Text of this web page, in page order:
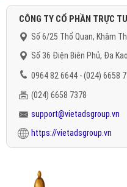
CÔNG TY CỔ PHẦN TRỰC
Số 6/25 Thổ Quan, Khâm
Số 36 Điện Biên Phủ, Đa
0964 82 6644 - (024) 6658
(024) 6658 7378
support@vietadsgroup.vn
https://vietadsgroup.vn